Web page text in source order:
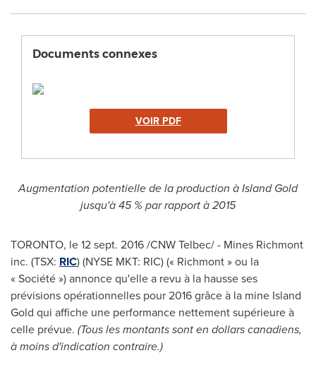
Documents connexes
VOIR PDF
Augmentation potentielle de la production à Island Gold
jusqu'à 45 % par rapport à 2015
TORONTO, le12 sept. 2016/CNW Telbec/ - Mines Richmont
inc. (TSX: RIC) (NYSE MKT: RIC)(« Richmont » ou la
« Société ») annonce qu'elle a revu à la hausse ses
prévisions opérationnelles pour 2016 grâce à la mine Island
Gold qui affiche une performance nettement supérieure à
celle prévue. (Tous les montants sont en dollars canadiens,
à moins d'indication contraire.)